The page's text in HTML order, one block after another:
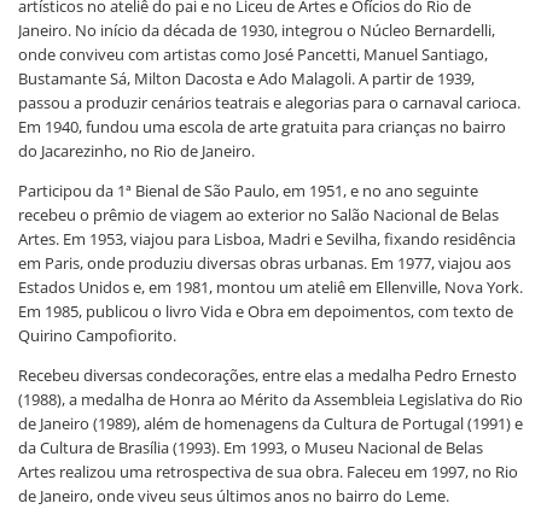
artísticos no ateliê do pai e no Liceu de Artes e Ofícios do Rio de
Janeiro. No início da década de 1930, integrou o Núcleo Bernardelli,
onde conviveu com artistas como José Pancetti, Manuel Santiago,
Bustamante Sá, Milton Dacosta e Ado Malagoli. A partir de 1939,
passou a produzir cenários teatrais e alegorias para o carnaval carioca.
Em 1940, fundou uma escola de arte gratuita para crianças no bairro
do Jacarezinho, no Rio de Janeiro.
Participou da 1ª Bienal de São Paulo, em 1951, e no ano seguinte
recebeu o prêmio de viagem ao exterior no Salão Nacional de Belas
Artes. Em 1953, viajou para Lisboa, Madri e Sevilha, fixando residência
em Paris, onde produziu diversas obras urbanas. Em 1977, viajou aos
Estados Unidos e, em 1981, montou um ateliê em Ellenville, Nova York.
Em 1985, publicou o livro Vida e Obra em depoimentos, com texto de
Quirino Campofiorito.
Recebeu diversas condecorações, entre elas a medalha Pedro Ernesto
(1988), a medalha de Honra ao Mérito da Assembleia Legislativa do Rio
de Janeiro (1989), além de homenagens da Cultura de Portugal (1991) e
da Cultura de Brasília (1993). Em 1993, o Museu Nacional de Belas
Artes realizou uma retrospectiva de sua obra. Faleceu em 1997, no Rio
de Janeiro, onde viveu seus últimos anos no bairro do Leme.